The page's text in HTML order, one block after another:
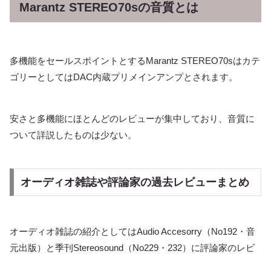
Marantz STEREO70sの音質とは
多機能をセールスポイントとするMarantz STEREO70sはカテ
ゴリーとしてはDAC内蔵プリメインアンプとされます。
安さと多機能にほとんどのレビューが集中しており、音質に
ついて詳説したものは少ない。
オーディオ雑誌や評論家の過去レビューまとめ
オーディオ雑誌の紹介としてはAudio Accesorry（No192・音
元出版）と季刊Stereosound（No229・232）に評論家のレビ